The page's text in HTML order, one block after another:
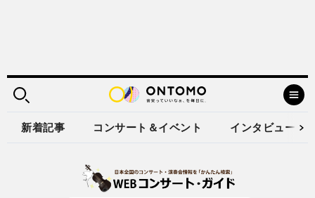
新着記事 コンサート＆イベント インタビュー